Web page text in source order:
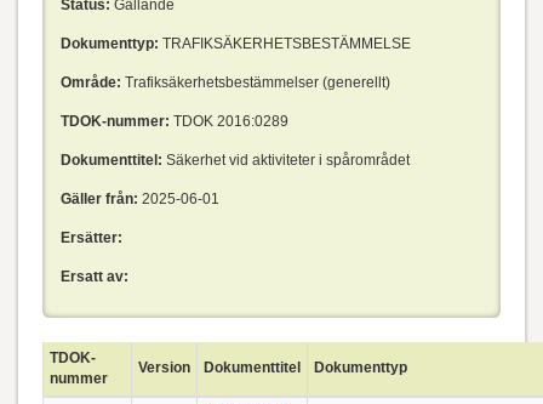
Status: Gällande
Dokumenttyp: TRAFIKSÄKERHETSBESTÄMMELSE
Område: Trafiksäkerhetsbestämmelser (generellt)
TDOK-nummer: TDOK 2016:0289
Dokumenttitel: Säkerhet vid aktiviteter i spårområdet
Gäller från: 2025-06-01
Ersätter:
Ersatt av:
TDOK-
nummer
Version Dokumenttitel Dokumenttyp